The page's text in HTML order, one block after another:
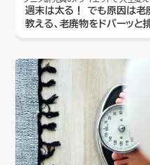
週末は太る！ でも原因は老
教える、老廃物をドバーッ